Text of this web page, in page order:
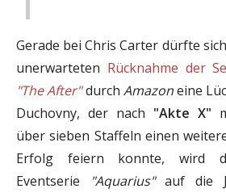
Gerade bei Chris Carter dürfte
unerwarteten Rücknahme der
"The After"durch Amazoneine
Duchovny, der nach "Akte X"
über sieben Staffeln einen
Erfolg feiern konnte, wird
Eventserie
"Aquarius"auf die